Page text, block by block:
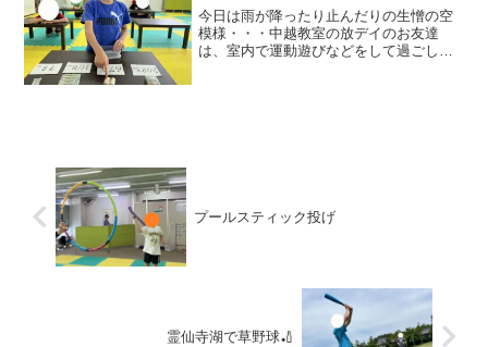
今日は雨が降ったり止んだりの生憎の空
模様・・・中越教室の放デイのお友達
は、室内で運動遊びなどをして過ごした
プールスティック投げ
霊仙寺湖で草野球🏏